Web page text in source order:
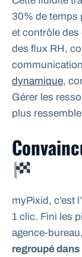
30% de temps
et contrôle
des flux RH,
dynamique,
Gérer les
plus
myPixid, c’est
1 clic. Fini les
agence-
regroupé